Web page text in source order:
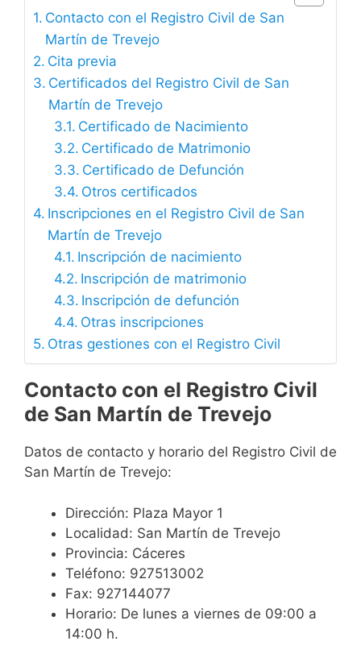
Contacto con el Registro Civil de San
Martín de Trevejo
Cita previa
Certificados del Registro Civil de San
Martín de Trevejo
Certificado de Nacimiento
Certificado de Matrimonio
Certificado de Defunción
Otros certificados
Inscripciones en el Registro Civil de San
Martín de Trevejo
Inscripción de nacimiento
Inscripción de matrimonio
Inscripción de defunción
Otras inscripciones
Otras gestiones con el Registro Civil
Contacto con el Registro Civil
de San Martín de Trevejo
Datos de contacto y horario del Registro Civil de
San Martín de Trevejo:
Dirección: Plaza Mayor 1
Localidad: San Martín de Trevejo
Provincia: Cáceres
Teléfono: 927513002
Fax: 927144077
Horario: De lunes a viernes de 09:00 a
14:00 h.